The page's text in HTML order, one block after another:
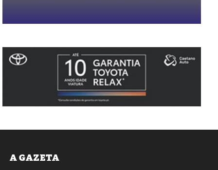
A GAZETA